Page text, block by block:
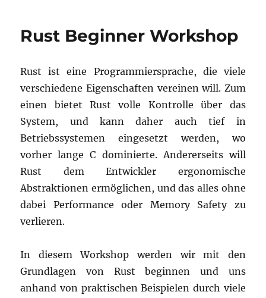
Rust Beginner Workshop
Rust ist eine Programmiersprache, die viele
verschiedene Eigenschaften vereinen will. Zum
einen bietet Rust volle Kontrolle über das
System, und kann daher auch tief in
Betriebssystemen eingesetzt werden, wo
vorher lange C dominierte. Andererseits will
Rust dem Entwickler ergonomische
Abstraktionen ermöglichen, und das alles ohne
dabei Performance oder Memory Safety zu
verlieren.
In diesem Workshop werden wir mit den
Grundlagen von Rust beginnen und uns
anhand von praktischen Beispielen durch viele